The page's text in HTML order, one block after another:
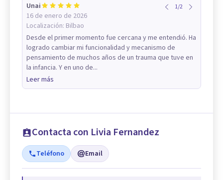
Unai
16 de enero de 2026
Localización: Bilbao
1/2
Desde el primer momento fue cercana y me entendió. Ha
logrado cambiar mi funcionalidad y mecanismo de
pensamiento de muchos años de un trauma que tuve en
la infancia. Y en uno de...
Leer más
Contacta con Livia Fernandez
Teléfono Email